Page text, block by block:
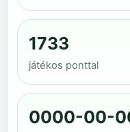
1733
játékos ponttal
0000-00-